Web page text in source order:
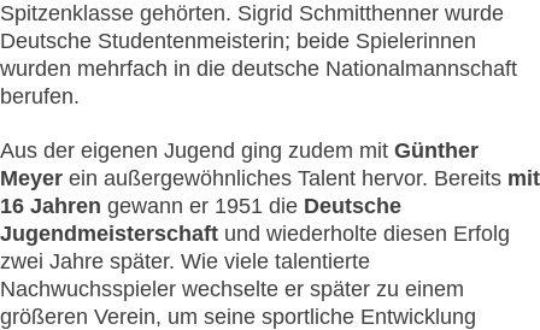
Spitzenklasse gehörten. Sigrid Schmitthenner wurde
Deutsche Studentenmeisterin; beide Spielerinnen
wurden mehrfach in die deutsche Nationalmannschaft
berufen.
Aus der eigenen Jugend ging zudem mit Günther
Meyer ein außergewöhnliches Talent hervor. Bereits mit
16 Jahren gewann er 1951 die Deutsche
Jugendmeisterschaft und wiederholte diesen Erfolg
zwei Jahre später. Wie viele talentierte
Nachwuchsspieler wechselte er später zu einem
größeren Verein, um seine sportliche Entwicklung